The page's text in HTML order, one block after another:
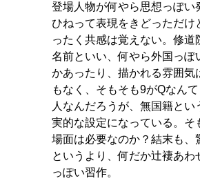
登場人物が何やら思想っぽい
ひねって表現をきどっただけ
ったく共感は覚えない。修道
名前といい、何やら外国っぽ
かあったり、描かれる雰囲気
もなく、そもそも9がQなん
人なんだろうが、無国籍とい
実的な設定になっている。そ
場面は必要なのか？結末も、
というより、何だか辻褄あわ
っぽい習作。